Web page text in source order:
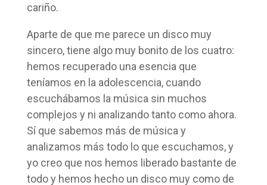
cariño.
Aparte de que me parece un disco muy
sincero, tiene algo muy bonito de los cuatro:
hemos recuperado una esencia que
teníamos en la adolescencia, cuando
escuchábamos la música sin muchos
complejos y ni analizando tanto como ahora.
Sí que sabemos más de música y
analizamos más todo lo que escuchamos, y
yo creo que nos hemos liberado bastante de
todo y hemos hecho un disco muy como de